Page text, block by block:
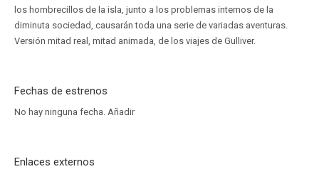
los hombrecillos de la isla, junto a los problemas internos de la
diminuta sociedad, causarán toda una serie de variadas aventuras.
Versión mitad real, mitad animada, de los viajes de Gulliver.
Fechas de estrenos
No hay ninguna fecha. Añadir
Enlaces externos